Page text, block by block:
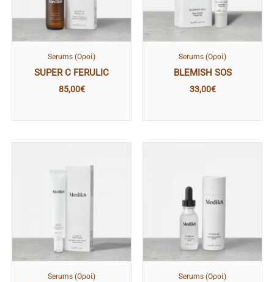
Serums (Οροί)
SUPER C FERULIC
85,00€
Serums (Οροί)
BLEMISH SOS
33,00€
Serums (Οροί) Serums (Οροί)